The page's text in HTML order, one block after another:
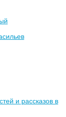
и рассказов в